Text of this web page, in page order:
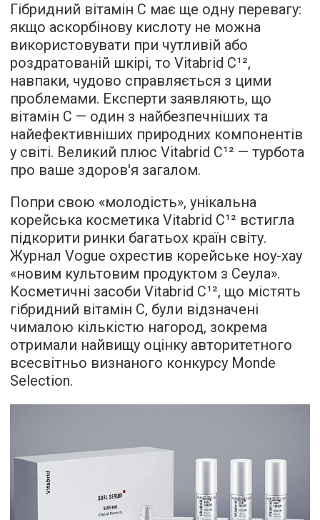
Гібридний вітамін С має ще одну перевагу:
якщо аскорбінову кислоту не можна
використовувати при чутливій або
роздратованій шкірі, то Vitabrid C¹²,
навпаки, чудово справляється з цими
проблемами. Експерти заявляють, що
вітамін C — один з найбезпечніших та
найефективніших природних компонентів
у світі. Великий плюс Vitabrid C¹² — турбота
про ваше здоров'я загалом.
Попри свою «молодість», унікальна
корейська косметика Vitabrid C¹² встигла
підкорити ринки багатьох країн світу.
Журнал Vogue охрестив корейське ноу-хау
«новим культовим продуктом з Сеула».
Косметичні засоби Vitabrid C¹², що містять
гібридний вітамін С, були відзначені
чималою кількістю нагород, зокрема
отримали найвищу оцінку авторитетного
всесвітньо визнаного конкурсу Monde
Selection.